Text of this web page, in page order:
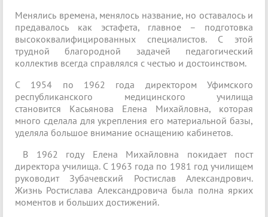
Менялись времена, менялось название, но оставалось и
предавалось как эстафета, главное – подготовка
высококвалифицированных специалистов. С этой
трудной благородной задачей педагогический
коллектив всегда справлялся с честью и достоинством.
С 1954 по 1962 года директором Уфимского
республиканского медицинского училища
становится Касьянова Елена Михайловна, которая
много сделала для укрепления его материальной базы,
уделяла большое внимание оснащению кабинетов.
В 1962 году Елена Михайловна покидает пост
директора училища. С 1963 года по 1981 год училищем
руководит Зубачевский Ростислав Александрович.
Жизнь Ростислава Александровича была полна ярких
моментов и больших достижений.